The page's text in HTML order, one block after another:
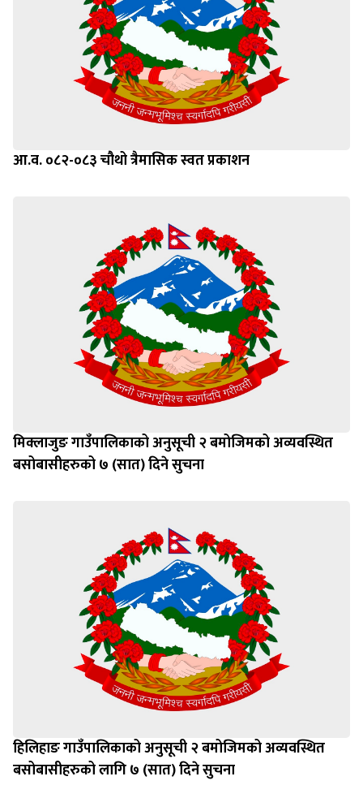
आ.व. ०८२-०८३ चौथो त्रैमासिक स्वत प्रकाशन
मिक्लाजुङ गाउँपालिकाको अनुसूची २ बमोजिमको अव्यवस्थित
बसोबासीहरुको ७ (सात) दिने सुचना
हिलिहाङ गाउँपालिकाको अनुसूची २ बमोजिमको अव्यवस्थित
बसोबासीहरुको लागि ७ (सात) दिने सुचना